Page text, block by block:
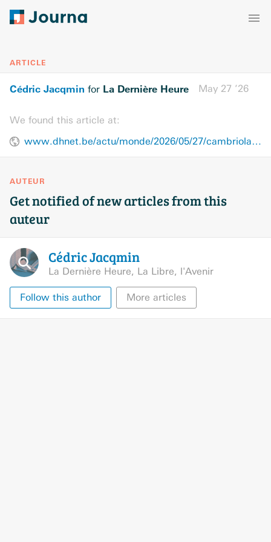
ARTICLE
Cédric Jacqmin for La Dernière Heure May 27 ’26
We found this article at:
www.dhnet.be/actu/monde/2026/05/27/cambriolage-du-siecle-au-louvre-et-si-les-bijoux-de-la-couronne-etaient-retrouves-en-belgique-une-nouvelle-piste-revelee-dans-un-livre-MQJU7DSOU5DTDEDVJMQ23FKK2Q/
AUTEUR
Get notified of new articles from this
auteur
CédricJacqmin
La Dernière Heure, La Libre, l'Avenir
Follow this author More articles